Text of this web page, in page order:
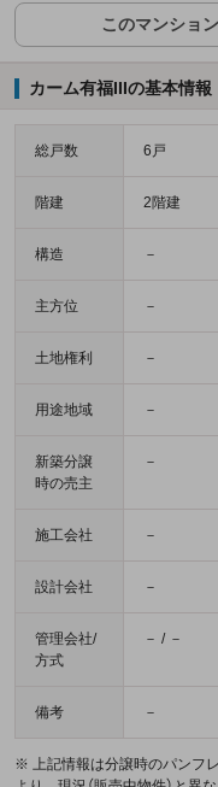
このマンショ
カーム有福IIIの基本情報
総戸数 6戸
階建 2階建
構造 －
主方位 －
土地権利 －
用途地域 －
新築分譲
時の売主
－
施工会社 －
設計会社 －
管理会社/
方式
－ / －
備考 －
※ 上記情報は分譲時のパンフ